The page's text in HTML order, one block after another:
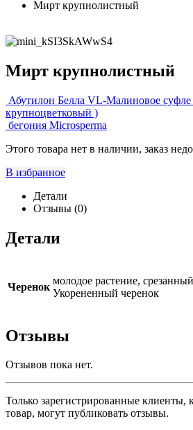
Мирт крупнолистный
Мирт крупнолистный
Абутилон Белла VL-Малиновое суфле
крупноцветковый )
бегония Microsperma
Этого товара нет в наличии, заказ
В избранное
Детали
Отзывы (0)
Детали
Черенок
молодое растение,
Укорененный черенок
Отзывы
Отзывов пока нет.
Только зарегистрированные
товар, могут публиковать отзывы.